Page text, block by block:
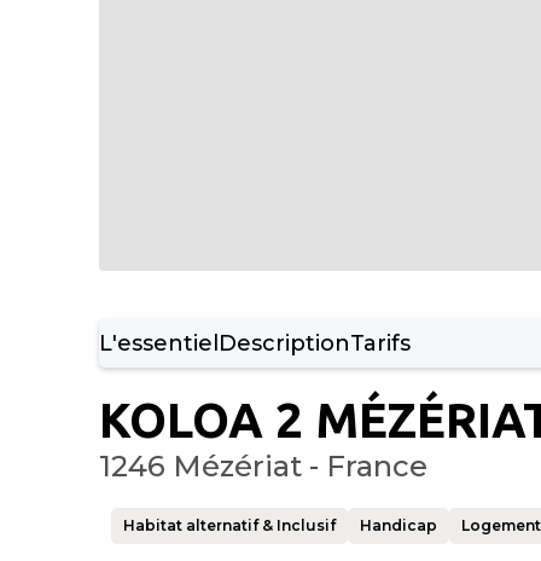
L'essentielDescriptionTarifs
KOLOA 2
1246 Mézériat - France
Habitat alternatif & Inclusif Handicap